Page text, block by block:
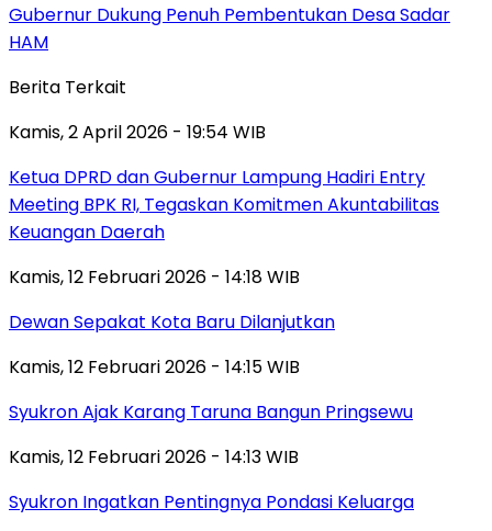
Gubernur Dukung Penuh Pembentukan Desa Sadar
HAM
Berita Terkait
Kamis, 2 April 2026 - 19:54 WIB
Ketua DPRD dan Gubernur Lampung Hadiri Entry
Meeting BPK RI, Tegaskan Komitmen Akuntabilitas
Keuangan Daerah
Kamis, 12 Februari 2026 - 14:18 WIB
Dewan Sepakat Kota Baru Dilanjutkan
Kamis, 12 Februari 2026 - 14:15 WIB
Syukron Ajak Karang Taruna Bangun Pringsewu
Kamis, 12 Februari 2026 - 14:13 WIB
Syukron Ingatkan Pentingnya Pondasi Keluarga